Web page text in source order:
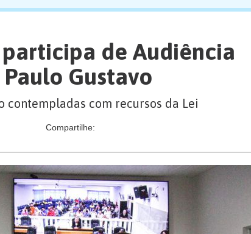
de Audiência
Gustavo
contempladas com recursos da Lei
Compartilhe: